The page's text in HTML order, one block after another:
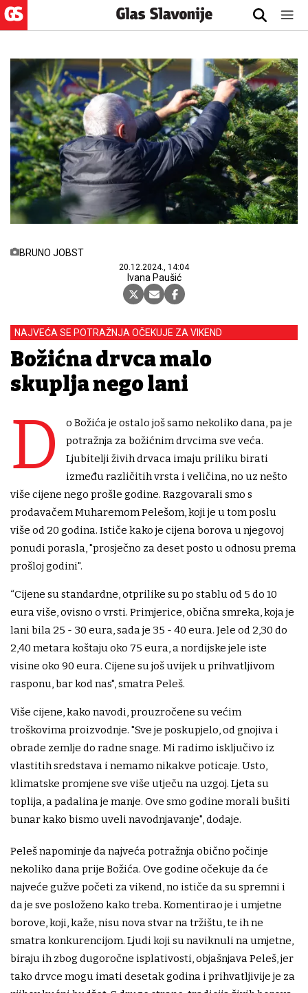
BRUNO JOBST
20.12.2024., 14:04
Ivana Paušić
NAJVEĆA SE POTRAŽNJA OČEKUJE ZA VIKEND
Božićna drvca malo
skuplja nego lani
D
o Božića je ostalo još samo nekoliko dana, pa je
potražnja za božićnim drvcima sve veća.
Ljubitelji živih drvaca imaju priliku birati
između različitih vrsta i veličina, no uz nešto
više cijene nego prošle godine. Razgovarali smo s
prodavačem Muharemom Pelešom, koji je u tom poslu
više od 20 godina. Ističe kako je cijena borova u njegovoj
ponudi porasla, "prosječno za deset posto u odnosu prema
prošloj godini".
“Cijene su standardne, otprilike su po stablu od 5 do 10
eura više, ovisno o vrsti. Primjerice, obična smreka, koja je
lani bila 25 - 30 eura, sada je 35 - 40 eura. Jele od 2,30 do
2,40 metara koštaju oko 75 eura, a nordijske jele iste
visine oko 90 eura. Cijene su još uvijek u prihvatljivom
rasponu, bar kod nas", smatra Peleš.
Više cijene, kako navodi, prouzročene su većim
troškovima proizvodnje. "Sve je poskupjelo, od gnojiva i
obrade zemlje do radne snage. Mi radimo isključivo iz
vlastitih sredstava i nemamo nikakve poticaje. Usto,
klimatske promjene sve više utječu na uzgoj. Ljeta su
toplija, a padalina je manje. Ove smo godine morali bušiti
bunar kako bismo uveli navodnjavanje", dodaje.
Peleš napominje da najveća potražnja obično počinje
nekoliko dana prije Božića. Ove godine očekuje da će
najveće gužve početi za vikend, no ističe da su spremni i
da je sve posloženo kako treba. Komentirao je i umjetne
borove, koji, kaže, nisu nova stvar na tržištu, te ih ne
smatra konkurencijom. Ljudi koji su naviknuli na umjetne,
biraju ih zbog dugoročne isplativosti, objašnjava Peleš, jer
tako drvce mogu imati desetak godina i prihvatljivije je za